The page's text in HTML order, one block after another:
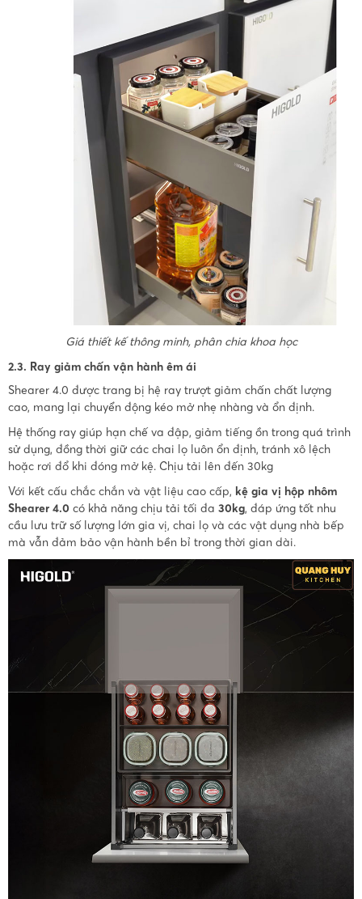
Giá thiết kế thông minh, phân chia khoa học
2.3. Ray giảm chấn vận hành êm ái
Shearer 4.0 được trang bị hệ ray trượt giảm chấn chất lượng
cao, mang lại chuyển động kéo mở nhẹ nhàng và ổn định.
Hệ thống ray giúp hạn chế va đập, giảm tiếng ồn trong quá trình
sử dụng, đồng thời giữ các chai lọ luôn ổn định, tránh xô lệch
hoặc rơi đổ khi đóng mở kệ. Chịu tải lên đến 30kg
Với kết cấu chắc chắn và vật liệu cao cấp, kệ gia vị hộp nhôm
Shearer 4.0 có khả năng chịu tải tối đa 30kg, đáp ứng tốt nhu
cầu lưu trữ số lượng lớn gia vị, chai lọ và các vật dụng nhà bếp
mà vẫn đảm bảo vận hành bền bỉ trong thời gian dài.